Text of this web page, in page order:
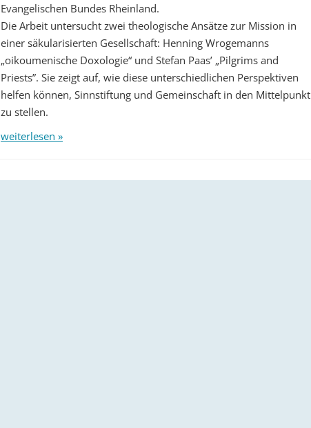
Evangelischen Bundes Rheinland.
Die Arbeit untersucht zwei theologische Ansätze zur Mission in
einer säkularisierten Gesellschaft: Henning Wrogemanns
„oikoumenische Doxologie“ und Stefan Paas’ „Pilgrims and
Priests”. Sie zeigt auf, wie diese unterschiedlichen Perspektiven
helfen können, Sinnstiftung und Gemeinschaft in den Mittelpunkt
zu stellen.
weiterlesen »